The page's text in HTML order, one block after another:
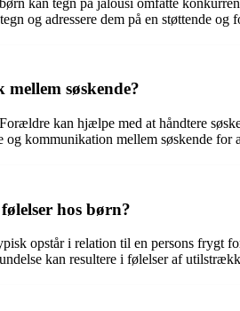
og adressere dem på en støttende og
søskende?
kan hjælpe med at håndtere
kommunikation mellem søskende for
hos børn?
opstår i relation til en persons frygt
kan resultere i følelser af